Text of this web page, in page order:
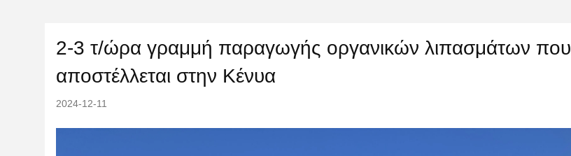
2-3 τ/ώρα γραμμή παραγωγής οργανικών λιπασμάτων που
αποστέλλεται στην Κένυα
2024-12-11